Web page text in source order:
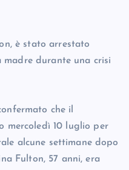
è stato arrestato
durante una crisi
che il
mercoledì 10 luglio per
alcune settimane dopo
Fulton, 57 anni, era